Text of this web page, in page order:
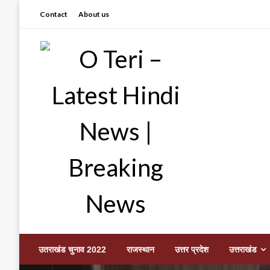
Contact About us
O Teri – Latest Hindi
उतराखंड चुनाव 2022 राजस्थान उत्तर प्रदेश उत्तराखंड